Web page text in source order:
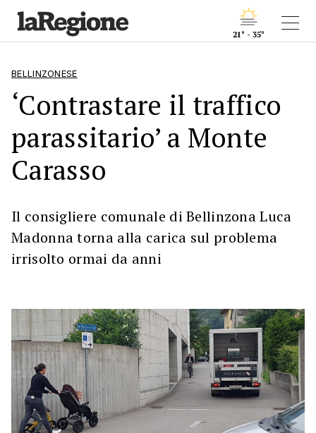
21° - 35°
BELLINZONESE
‘Contrastare il traffico
parassitario’ a Monte
Carasso
Il consigliere comunale di Bellinzona Luca
Madonna torna alla carica sul problema
irrisolto ormai da anni